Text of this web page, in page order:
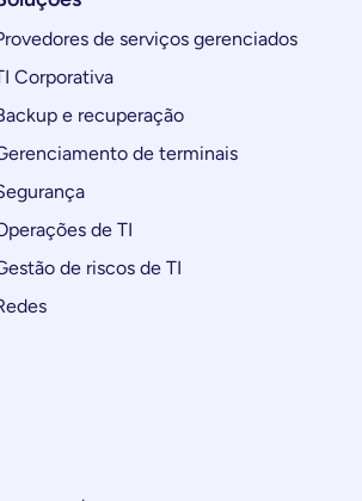
de serviços gerenciados
Corporativa
e recuperação
de terminais
de TI
de riscos de TI